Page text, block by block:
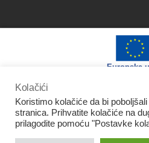
Europska
Kolačići
Koristimo kolačiće da bi
stranica. Prihvatite kolačiće na
prilagodite pomoću "Postavke